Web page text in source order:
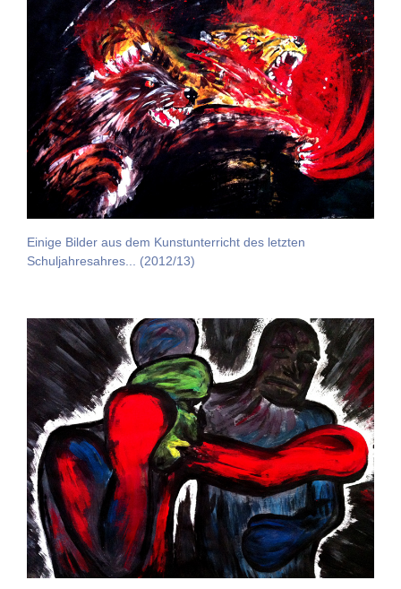
Einige Bilder aus dem Kunstunterricht des letzten
Schuljahresahres... (2012/13)